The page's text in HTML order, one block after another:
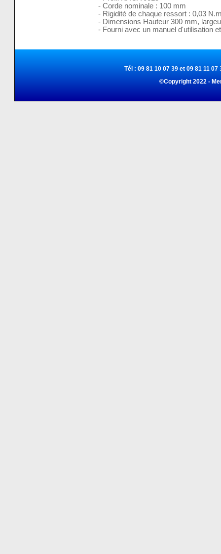
- Corde nominale : 100 mm
- Rigidité de chaque ressort : 0,03
- Dimensions Hauteur 300 mm,
- Fourni avec un manuel d'utilisation
Tél : 09 81 10 07 39 et 09 81 11
©Copyright 2022 -